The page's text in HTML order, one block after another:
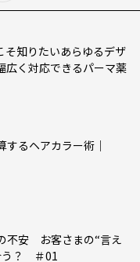
知りたいあらゆるデザ
広く対応できるパーマ薬
るヘアカラー術｜
不安 お客さまの“言え
う？ ＃01